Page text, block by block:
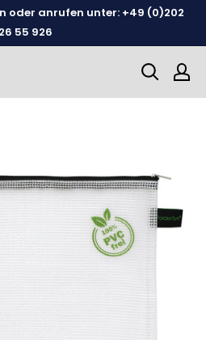
oder anrufen unter: +49 (0)202
26 55 926